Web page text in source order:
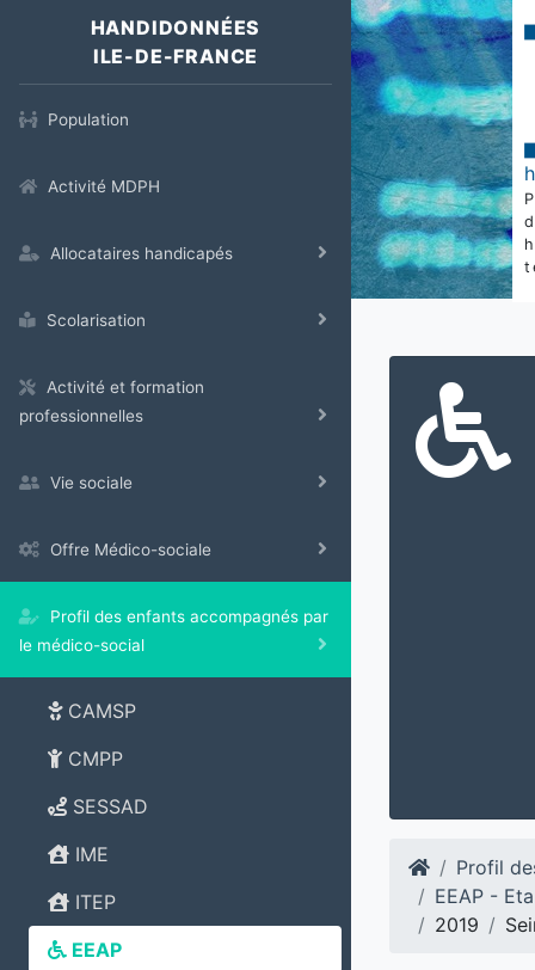
HANDIDONNÉES
ILE-DE-FRANCE
Population
Activité MDPH
Allocataires handicapés
Scolarisation
Activité et formation
professionnelles
Vie sociale
Offre Médico-sociale
Profil des enfants accompagnés par
le médico-social
CAMSP
CMPP
SESSAD
IME
ITEP
EEAP
Profil
EEAP -
2019